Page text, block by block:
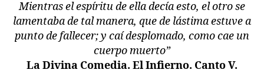
Mientras el espíritu de ella decía esto, el otro se
lamentaba de tal manera, que de lástima estuve a
punto de fallecer; y caí desplomado, como cae un
cuerpo muerto”
La Divina Comedia. El Infierno. Canto V.